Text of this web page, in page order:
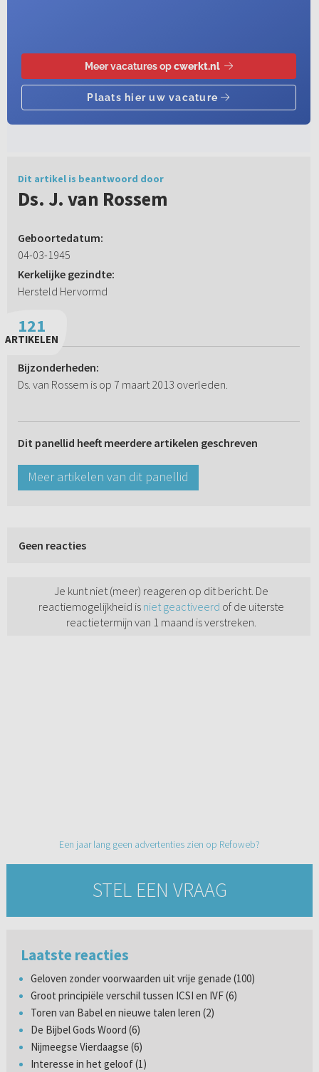
Dit artikel is beantwoord door
Ds. J. van Rossem
Geboortedatum:
04-03-1945
Kerkelijke gezindte:
Hersteld Hervormd
121
ARTIKELEN
Bijzonderheden:
Ds. van Rossem is op 7 maart 2013 overleden.
Dit panellid heeft meerdere artikelen geschreven
Meer artikelen van dit panellid
Geen reacties
Je kunt niet (meer) reageren op dit bericht. De
reactiemogelijkheid is niet geactiveerd of de uiterste
reactietermijn van 1 maand is verstreken.
Een jaar lang geen advertenties zien op Refoweb?
STEL EEN VRAAG
Laatste reacties
Geloven zonder voorwaarden uit vrije genade (100)
Groot principiële verschil tussen ICSI en IVF (6)
Toren van Babel en nieuwe talen leren (2)
De Bijbel Gods Woord (6)
Nijmeegse Vierdaagse (6)
Interesse in het geloof (1)